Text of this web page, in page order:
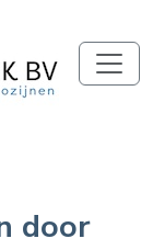
door